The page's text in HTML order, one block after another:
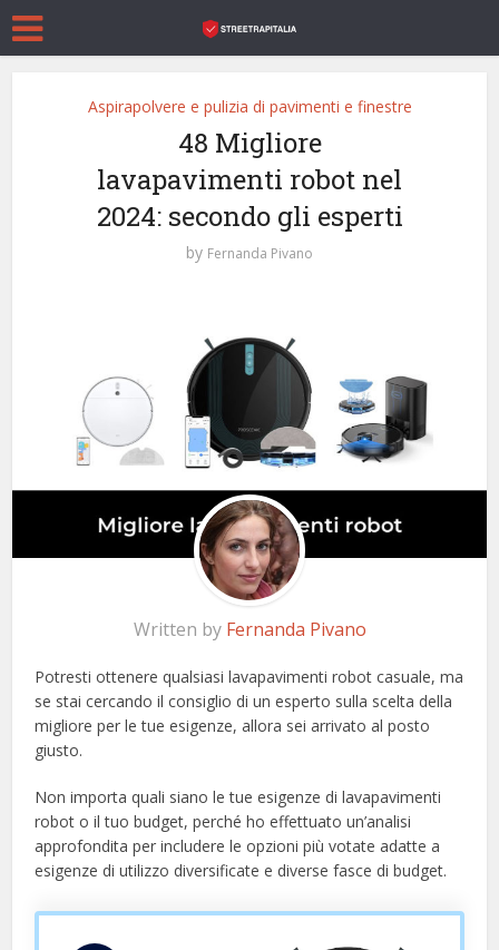
Aspirapolvere e pulizia di pavimenti e finestre
48 Migliore
lavapavimenti robot nel
2024: secondo gli esperti
by Fernanda Pivano
Written by Fernanda Pivano
Potresti ottenere qualsiasi lavapavimenti robot casuale, ma
se stai cercando il consiglio di un esperto sulla scelta della
migliore per le tue esigenze, allora sei arrivato al posto
giusto.
Non importa quali siano le tue esigenze di lavapavimenti
robot o il tuo budget, perché ho effettuato un’analisi
approfondita per includere le opzioni più votate adatte a
esigenze di utilizzo diversificate e diverse fasce di budget.